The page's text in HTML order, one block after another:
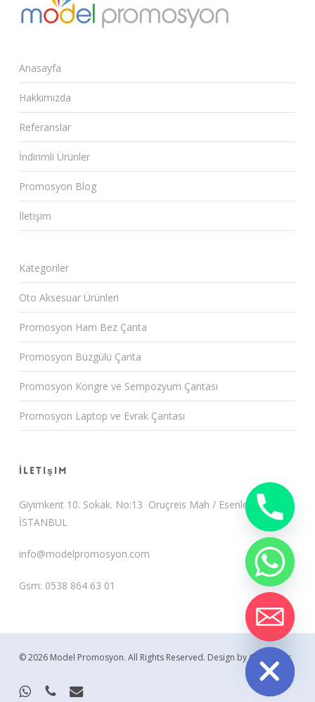
Anasayfa
Hakkımızda
Referanslar
İndirimli Ürünler
Promosyon Blog
İletişim
Kategoriler
Oto Aksesuar Ürünleri
Promosyon Ham Bez Çanta
Promosyon Büzgülü Çanta
Promosyon Kongre ve Sempozyum Çantası
Promosyon Laptop ve Evrak Çantası
İletişim
Giyimkent 10. Sokak. No:13 Oruçreis Mah / Esenler /
İSTANBUL
info@modelpromosyon.com
Gsm: 0538 864 63 01
© 2026 Model Promosyon. All Rights Reserved. Design by CemUyguc
whatsappphoneemail
Hide
chaty